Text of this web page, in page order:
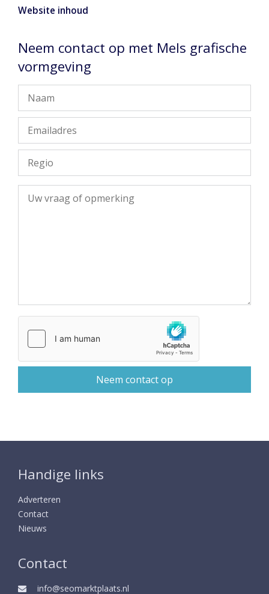
Website inhoud
Neem contact op met Mels grafische
vormgeving
Handige links
Adverteren
Contact
Nieuws
Contact
info@seomarktplaats.nl